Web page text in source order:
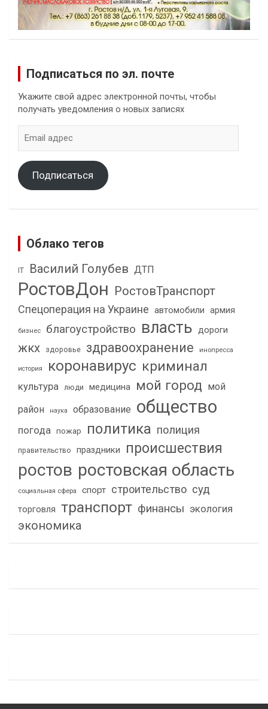
Подписаться по эл. почте
Укажите свой адрес электронной почты, чтобы
получать уведомления о новых записях
адрес
Подписаться
Облако тегов
IT Василий Голубев ДТП
РостовДон РостовТранспорт
Спецоперация на Украине автомобили армия
бизнес благоустройство власть дороги
жкх здоровье здравоохранение инопресса
история коронавирус криминал
культура люди медицина мой город мой
район
наука образование общество
погода пожар политика полиция
правительство праздники происшествия
ростов ростовская область
социальная сфера спорт строительство суд
торговля транспорт финансы экология
экономика